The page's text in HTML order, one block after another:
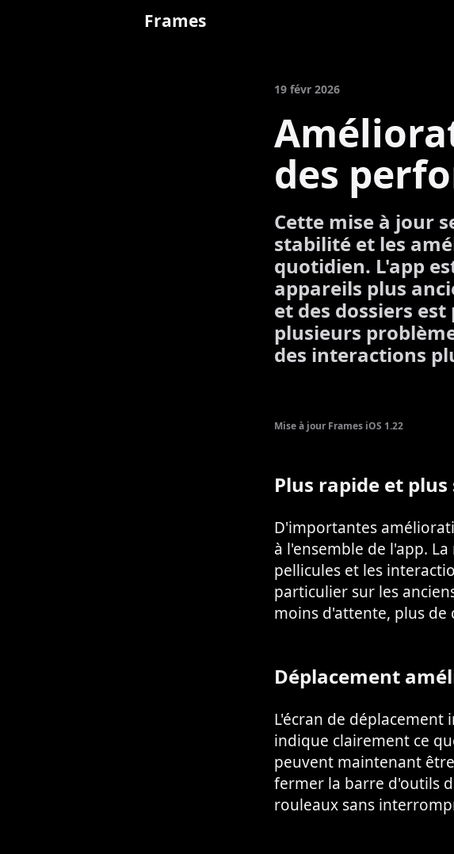
Frames
19 févr 2026
des
Cette mise à jour
stabilité et les
quotidien. L'app
appareils plus
et des dossiers
plusieurs
des interactions
Mise à jour Frames iOS 1.22
Plus rapide et
D'importantes
à l'ensemble de l'app.
pellicules et les
particulier sur les
moins d'attente, plus
Déplacement
L'écran de
indique clairement ce
peuvent maintenant
fermer la barre d'outils
rouleaux sans